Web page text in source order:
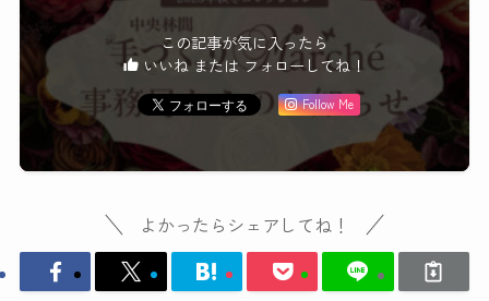
この記事が気に入ったら
いいね または フォローしてね！
Follow Me
よかったらシェアしてね！